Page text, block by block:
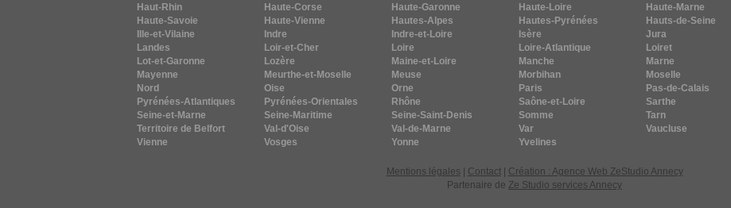
Haut-Rhin
Haute-Corse Haute-Garonne Haute-Loire Haute-Marne
Haute-Savoie
Haute-Vienne Hautes-Alpes Hautes-Pyrénées Hauts-de-Seine
Ille-et-Vilaine
Indre Indre-et-Loire Isère Jura
Landes
Loir-et-Cher Loire Loire-Atlantique Loiret
Lot-et-Garonne
Lozère Maine-et-Loire Manche Marne
Mayenne
Meurthe-et-Moselle Meuse Morbihan Moselle
Nord
Oise Orne Paris Pas-de-Calais
Pyrénées-Atlantiques
Pyrénées-Orientales Rhône Saône-et-Loire Sarthe
Seine-et-Marne
Seine-Maritime Seine-Saint-Denis Somme Tarn
Territoire de Belfort
Val-d'Oise Val-de-Marne Var Vaucluse
Vienne
Vosges Yonne Yvelines
Mentions légales Contact|
Création : Agence Web ZeStudio Annecy
Partenaire de Ze Studio services Annecy